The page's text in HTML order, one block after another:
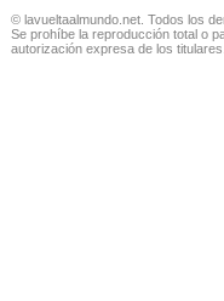
© lavueltaalmundo.net. Todos los
Se prohíbe la reproducción total o
autorización expresa de los titulares.